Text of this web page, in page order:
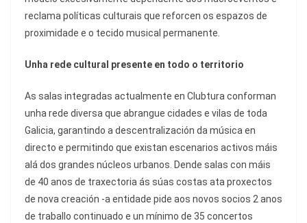
reclama políticas culturais que reforcen os espazos de
proximidade e o tecido musical permanente.
Unha rede cultural presente en todo o territorio
As salas integradas actualmente en Clubtura conforman
unha rede diversa que abrangue cidades e vilas de toda
Galicia, garantindo a descentralización da música en
directo e permitindo que existan escenarios activos máis
alá dos grandes núcleos urbanos. Dende salas con máis
de 40 anos de traxectoria ás súas costas ata proxectos
de nova creación -a entidade pide aos novos socios 2 anos
de traballo continuado e un mínimo de 35 concertos